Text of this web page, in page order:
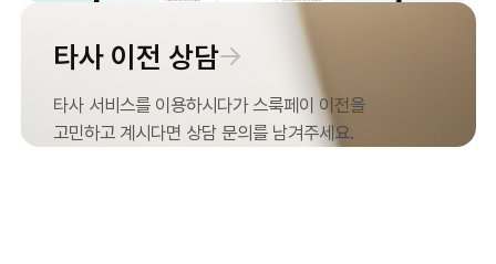
타사 이전 상담
타사 서비스를 이용하시다가 스룩페이 이전을
고민하고 계시다면 상담 문의를 남겨주세요.